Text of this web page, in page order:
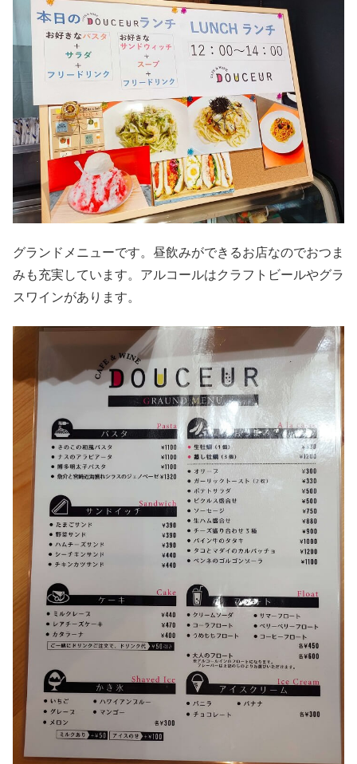
グランドメニューです。昼飲みができるお店なのでおつま
みも充実しています。アルコールはクラフトビールやグラ
スワインがあります。